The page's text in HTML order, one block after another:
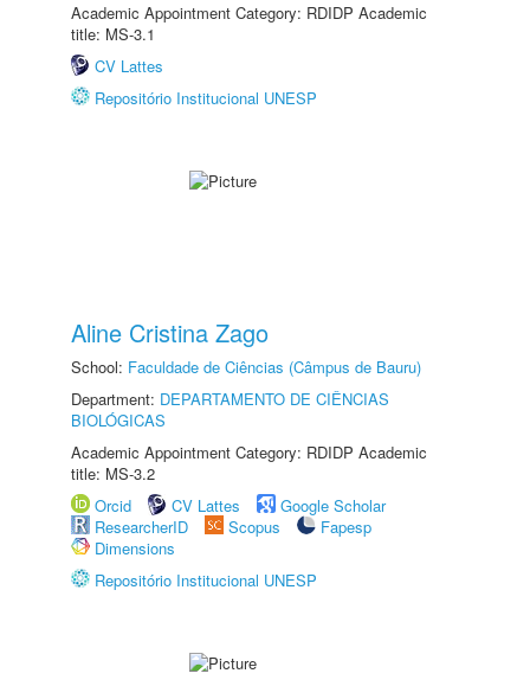
Academic Appointment Category: RDIDP Academic
title: MS-3.1
CV Lattes
Repositório Institucional UNESP
Aline Cristina Zago
School: Faculdade de Ciências (Câmpus de Bauru)
Department: DEPARTAMENTO DE CIÊNCIAS
BIOLÓGICAS
Academic Appointment Category: RDIDP Academic
title: MS-3.2
Orcid
CV Lattes
Google Scholar
ResearcherID
Scopus
Fapesp
Dimensions
Repositório Institucional UNESP